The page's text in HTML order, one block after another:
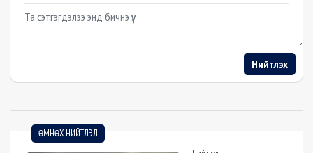
Example textarea
Нийтлэх
ӨМНӨХ НИЙТЛЭЛ